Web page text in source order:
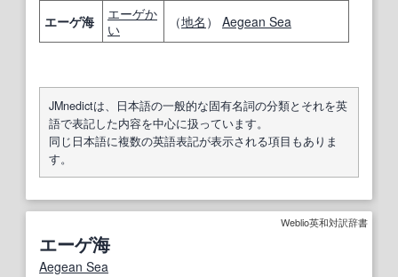
エーゲ海
エーゲか
い
（地名 ） Aegean Sea
JMnedictは、日本語の一般的な固有名詞の分類とそれを英
語で表記した内容を中心に扱っています。
同じ日本語に複数の英語表記が表示される項目もありま
す。
Weblio英和対訳辞書
エーゲ海
Aegean Sea